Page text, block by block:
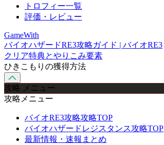
トロフィー一覧
評価・レビュー
GameWith
バイオハザードRE3攻略ガイド | バイオRE3
クリア特典とやりこみ要素
ひきこもりの獲得方法
攻略 メニュー
攻略メニュー
バイオRE3攻略攻略TOP
バイオハザードレジスタンス攻略TOP
最新情報・速報まとめ